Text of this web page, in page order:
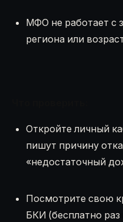
МФО не работает с
региона или
Откройте личный
пишут причину
«недостаточный
Посмотрите свою
БКИ (бесплатно